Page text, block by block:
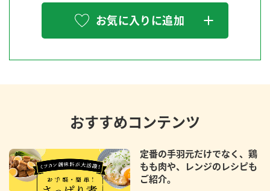
お気に入りに追加
おすすめコンテンツ
定番の手羽元だけでなく、鶏
もも肉や、レンジのレシピも
ご紹介。